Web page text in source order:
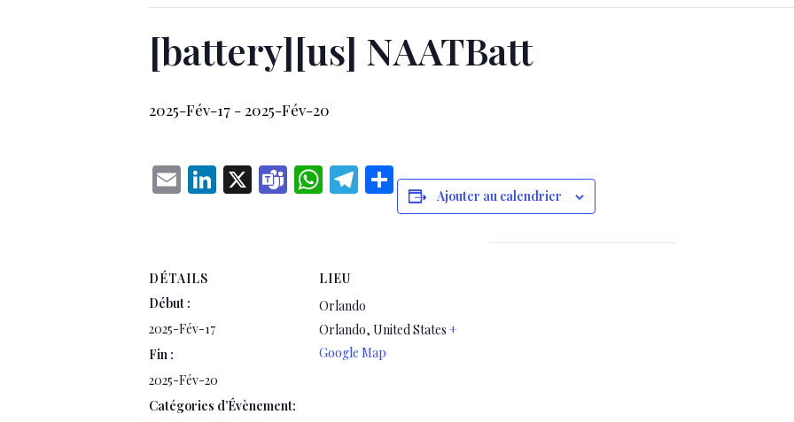
[battery][us] NAATBatt
2025-Fév-17 - 2025-Fév-20
EmailLinkedIn
X TeamsWhatsApp
Telegram
Partager
Ajouter au calendrier
DÉTAILS
Début :
2025-Fév-17
Fin :
2025-Fév-20
Catégories d’Évènement:
LIEU
Orlando
Orlando, United States +
Google Map